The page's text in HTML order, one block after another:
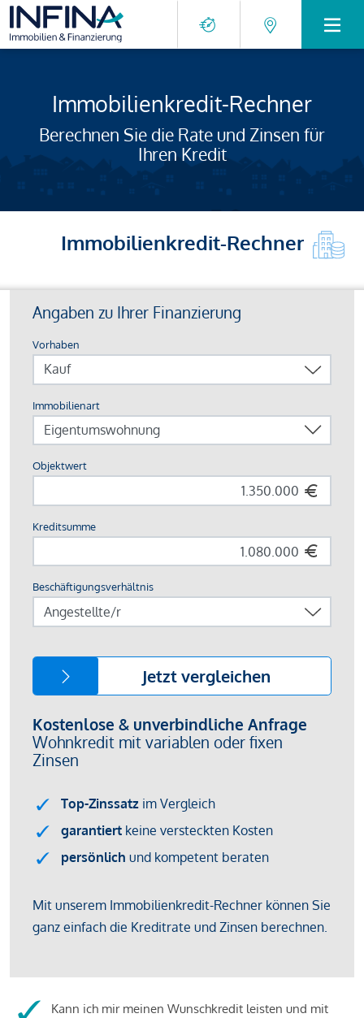
Immobilienkredit-Rechner
Berechnen Sie die Rate und Zinsen für
Ihren Kredit
Immobilienkredit-Rechner
Kann ich mir meinen Wunschkredit leisten und mit